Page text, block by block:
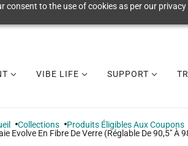
consent to the use of cookies as per our privacy
VIBE LIFE SUPPORT
Collections
Produits Éligibles Aux Coupons
Evolve En Fibre De Verre (réglable De 90,5" À